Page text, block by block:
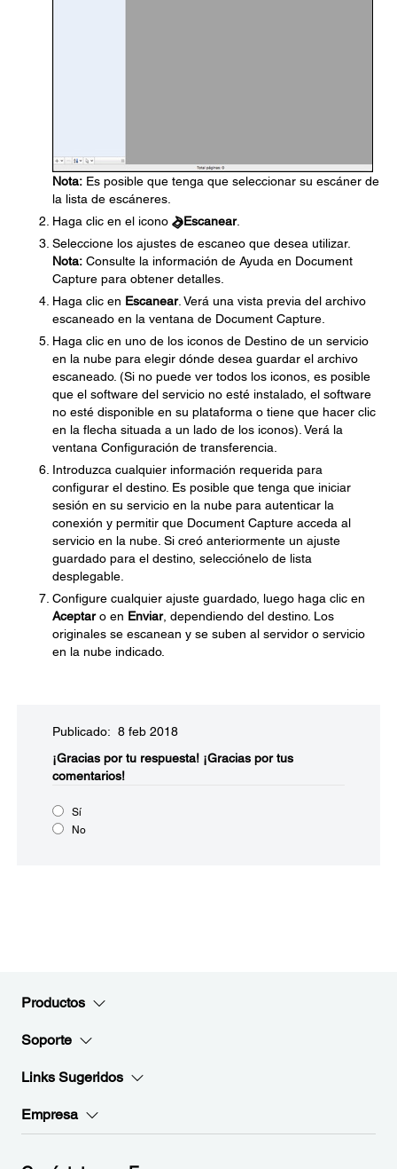
Nota: Es posible que tenga que seleccionar su escáner de
la lista de escáneres.
Haga clic en el icono
Escanear.
Seleccione los ajustes de escaneo que desea utilizar.
Nota: Consulte la información de Ayuda en Document
Capture para obtener detalles.
Haga clic en Escanear. Verá una vista previa del archivo
escaneado en la ventana de Document Capture.
Haga clic en uno de los iconos de Destino de un servicio
en la nube para elegir dónde desea guardar el archivo
escaneado. (Si no puede ver todos los iconos, es posible
que el software del servicio no esté instalado, el software
no esté disponible en su plataforma o tiene que hacer clic
en la flecha situada a un lado de los iconos). Verá la
ventana Configuración de transferencia.
Introduzca cualquier información requerida para
configurar el destino. Es posible que tenga que iniciar
sesión en su servicio en la nube para autenticar la
conexión y permitir que Document Capture acceda al
servicio en la nube. Si creó anteriormente un ajuste
guardado para el destino, selecciónelo de lista
desplegable.
Configure cualquier ajuste guardado, luego haga clic en
Aceptaro en Enviar, dependiendo del destino. Los
originales se escanean y se suben al servidor o servicio
en la nube indicado.
Publicado: 8 feb 2018
¡Gracias por tu respuesta! ¡Gracias por tus
comentarios!
Sí
No
Productos
Soporte
Links Sugeridos
Empresa